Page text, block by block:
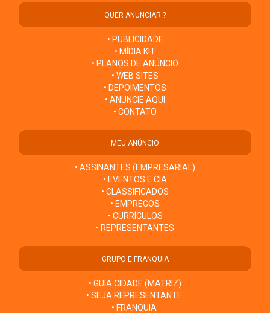
QUER ANUNCIAR ?
• PUBLICIDADE
• MÍDIA KIT
• PLANOS DE ANÚNCIO
• WEB SITES
• DEPOIMENTOS
• ANUNCIE AQUI
• CONTATO
MEU ANÚNCIO
• ASSINANTES (EMPRESARIAL)
• EVENTOS E CIA
• CLASSIFICADOS
• EMPREGOS
• CURRÍCULOS
• REPRESENTANTES
GRUPO E FRANQUIA
• GUIA CIDADE (MATRIZ)
• SEJA REPRESENTANTE
• FRANQUIA